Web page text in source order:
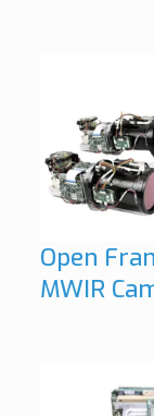
Open
MWIR